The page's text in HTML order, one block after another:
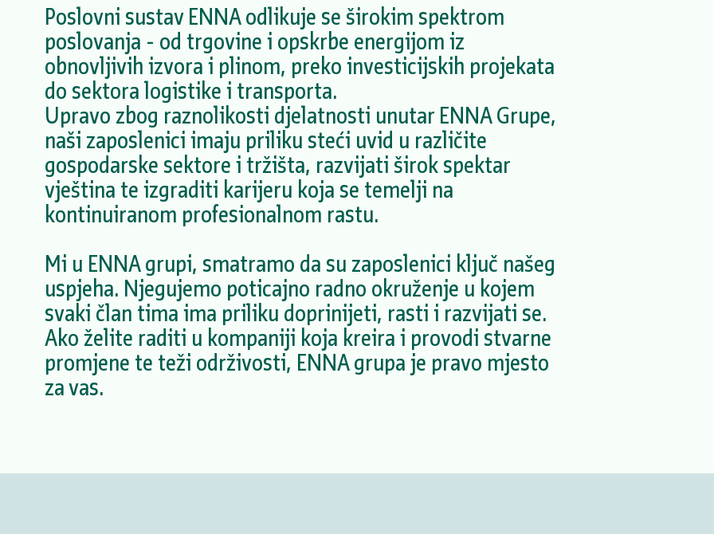
Poslovni sustav ENNA odlikuje se širokim spektrom
poslovanja - od trgovine i opskrbe energijom iz
obnovljivih izvora i plinom, preko investicijskih projekata
do sektora logistike i transporta.
Upravo zbog raznolikosti djelatnosti unutar ENNA Grupe,
naši zaposlenici imaju priliku steći uvid u različite
gospodarske sektore i tržišta, razvijati širok spektar
vještina te izgraditi karijeru koja se temelji na
kontinuiranom profesionalnom rastu.
Mi u ENNA grupi, smatramo da su zaposlenici ključ našeg
uspjeha. Njegujemo poticajno radno okruženje u kojem
svaki član tima ima priliku doprinijeti, rasti i razvijati se.
Ako želite raditi u kompaniji koja kreira i provodi stvarne
promjene te teži održivosti, ENNA grupa je pravo mjesto
za vas.